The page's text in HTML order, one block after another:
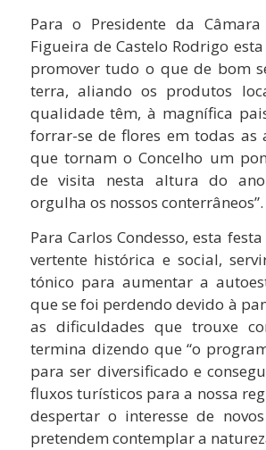
Para o Presidente da
Figueira de Castelo Rodrigo
promover tudo o que de bom
terra, aliando os produtos
qualidade têm, à magnífica
forrar-se de flores em todas as
que tornam o Concelho um
de visita nesta altura do
orgulha os nossos conterrâneos”.
Para Carlos Condesso, esta
vertente histórica e social,
tónico para aumentar a
que se foi perdendo devido à
as dificuldades que trouxe
termina dizendo que “o
para ser diversificado e
fluxos turísticos para a nossa
despertar o interesse de
pretendem contemplar a